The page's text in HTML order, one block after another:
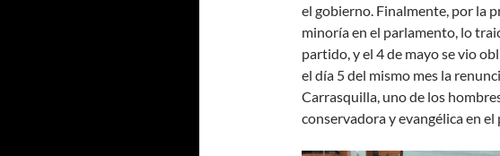
el gobierno. Finalmente, por la
minoría en el parlamento, lo
partido, y el 4 de mayo se vio
el día 5 del mismo mes la
Carrasquilla, uno de los
conservadora y evangélica en el